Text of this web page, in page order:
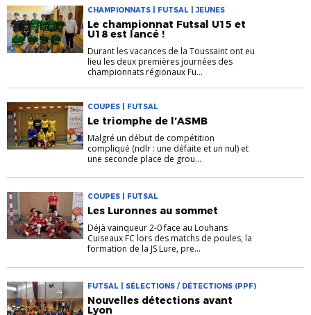
CHAMPIONNATS | FUTSAL | JEUNES
Le championnat Futsal U15 et
U18 est lancé !
Durant les vacances de la Toussaint ont eu
lieu les deux premières journées des
championnats régionaux Fu...
COUPES | FUTSAL
Le triomphe de l’ASMB
Malgré un début de compétition
compliqué (ndlr : une défaite et un nul) et
une seconde place de grou...
COUPES | FUTSAL
Les Luronnes au sommet
Déjà vainqueur 2-0 face au Louhans
Cuiseaux FC lors des matchs de poules, la
formation de la JS Lure, pre...
FUTSAL | SÉLECTIONS / DÉTECTIONS (PPF)
Nouvelles détections avant
Lyon